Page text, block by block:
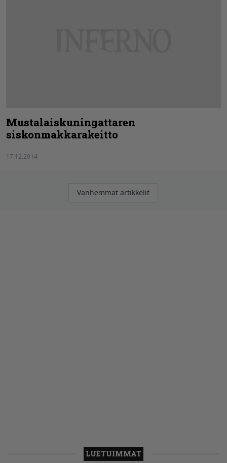
Mustalaiskuningattaren
siskonmakkarakeitto
17.12.2014
Artikkelien
Vanhemmat artikkelit
LUETUIMMAT